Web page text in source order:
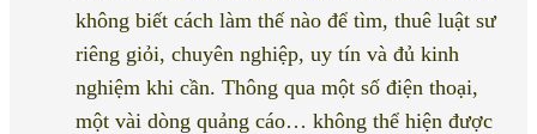
không biết cách làm thế nào để tìm, thuê luật sư
riêng giỏi, chuyên nghiệp, uy tín và đủ kinh
nghiệm khi cần. Thông qua một số điện thoại,
một vài dòng quảng cáo… không thể hiện được